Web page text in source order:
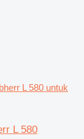
L 580 untuk
L 580